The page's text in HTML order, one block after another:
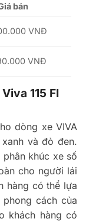
bán
VNĐ
VNĐ
115 FI
dòng xe VIVA
và đỏ đen.
khúc xe số
cho người lái
hàng có thể lựa
cách của
khách hàng có